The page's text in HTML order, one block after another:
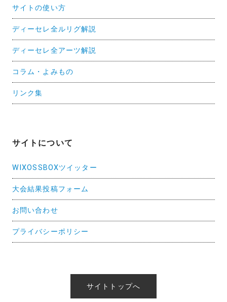
サイトの使い方
ディーセレ全ルリグ解説
ディーセレ全アーツ解説
コラム・よみもの
リンク集
サイトについて
WIXOSSBOXツイッター
大会結果投稿フォーム
お問い合わせ
プライバシーポリシー
サイトトップへ